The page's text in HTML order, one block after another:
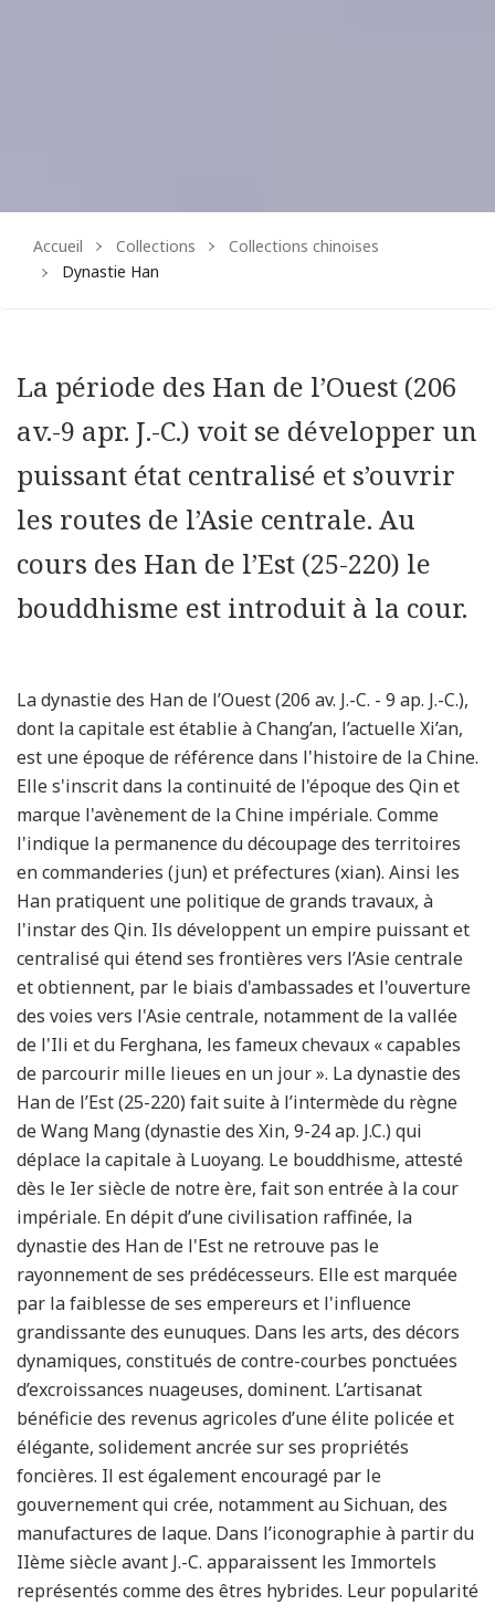
Accueil Collections
Collections chinoises
Dynastie Han
La période des Han de l’Ouest (206
av.-9 apr. J.-C.) voit se développer un
puissant état centralisé et s’ouvrir
les routes de l’Asie centrale. Au
cours des Han de l’Est (25-220) le
bouddhisme est introduit à la cour.
La dynastie des Han de l’Ouest (206 av. J.-C. - 9 ap. J.-C.),
dont la capitale est établie à Chang’an, l’actuelle Xi’an,
est une époque de référence dans l'histoire de la Chine.
Elle s'inscrit dans la continuité de l'époque des Qin et
marque l'avènement de la Chine impériale. Comme
l'indique la permanence du découpage des territoires
en commanderies (jun) et préfectures (xian). Ainsi les
Han pratiquent une politique de grands travaux, à
l'instar des Qin. Ils développent un empire puissant et
centralisé qui étend ses frontières vers l’Asie centrale
et obtiennent, par le biais d'ambassades et l'ouverture
des voies vers l'Asie centrale, notamment de la vallée
de l'Ili et du Ferghana, les fameux chevaux « capables
de parcourir mille lieues en un jour ». La dynastie des
Han de l’Est (25-220) fait suite à l’intermède du règne
de Wang Mang (dynastie des Xin, 9-24 ap. J.C.) qui
déplace la capitale à Luoyang. Le bouddhisme, attesté
dès le Ier siècle de notre ère, fait son entrée à la cour
impériale. En dépit d’une civilisation raffinée, la
dynastie des Han de l'Est ne retrouve pas le
rayonnement de ses prédécesseurs. Elle est marquée
par la faiblesse de ses empereurs et l'influence
grandissante des eunuques. Dans les arts, des décors
dynamiques, constitués de contre-courbes ponctuées
d’excroissances nuageuses, dominent. L’artisanat
bénéficie des revenus agricoles d’une élite policée et
élégante, solidement ancrée sur ses propriétés
foncières. Il est également encouragé par le
gouvernement qui crée, notamment au Sichuan, des
manufactures de laque. Dans l’iconographie à partir du
IIème siècle avant J.-C. apparaissent les Immortels
représentés comme des êtres hybrides. Leur popularité